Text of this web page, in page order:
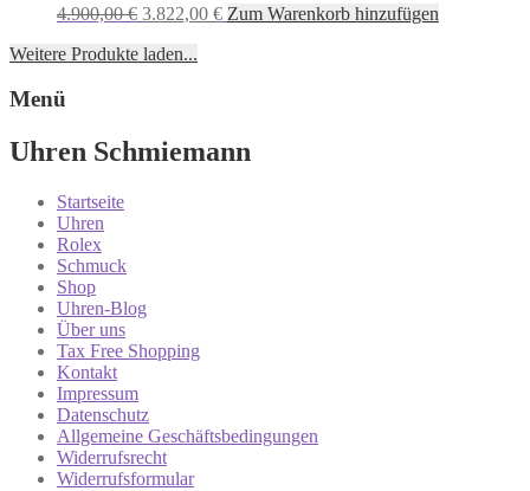
4.900,00€ Ursprünglicher
war:
3.822,00 €Aktueller
Zum Warenkorb hinzufügen
Weitere Produkte laden...
Menü
Uhren Schmiemann
Startseite
Uhren
Rolex
Schmuck
Shop
Uhren-Blog
Über uns
Tax Free Shopping
Kontakt
Impressum
Datenschutz
Allgemeine Geschäftsbedingungen
Widerrufsrecht
Widerrufsformular